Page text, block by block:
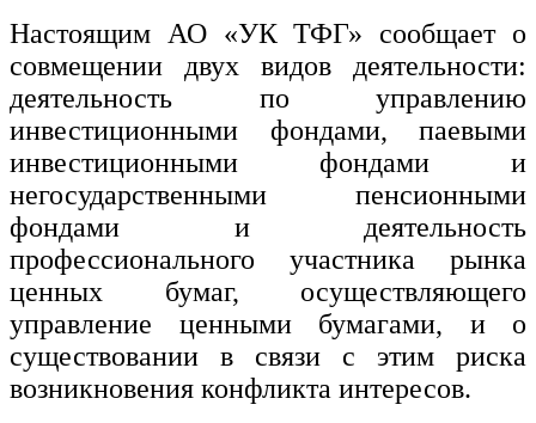
Настоящим АО «УК ТФГ» сообщает о
совмещении двух видов деятельности:
деятельность по управлению
инвестиционными фондами, паевыми
инвестиционными фондами и
негосударственными пенсионными
фондами и деятельность
профессионального участника рынка
ценных бумаг, осуществляющего
управление ценными бумагами, и о
существовании в связи с этим риска
возникновения конфликта интересов.